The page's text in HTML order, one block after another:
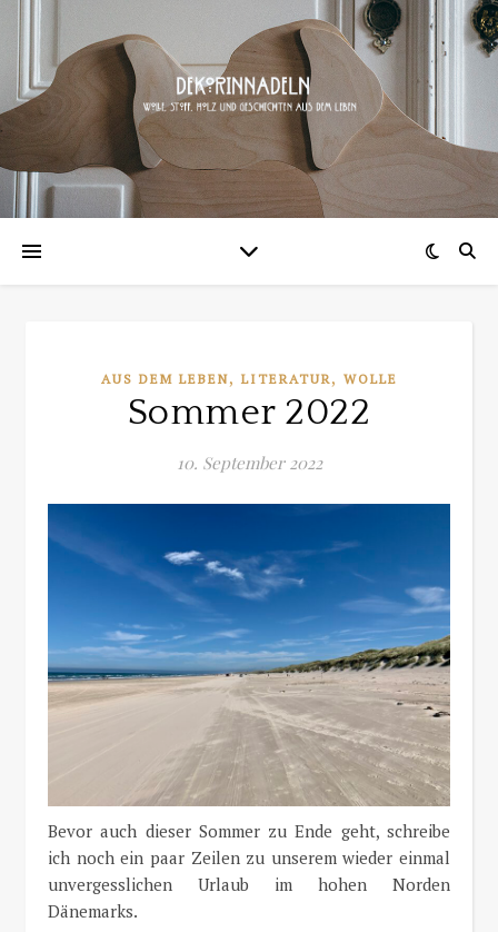
AUS DEM LEBEN, LITERATUR, WOLLE
Sommer 2022
10. September 2022
Bevor auch dieser Sommer zu Ende geht, schreibe
ich noch ein paar Zeilen zu unserem wieder einmal
unvergesslichen Urlaub im hohen Norden
Dänemarks.